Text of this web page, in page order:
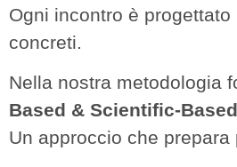
Ogni incontro è
concreti.
Nella nostra metodologia
Based & Scientific-Based
Un approccio che